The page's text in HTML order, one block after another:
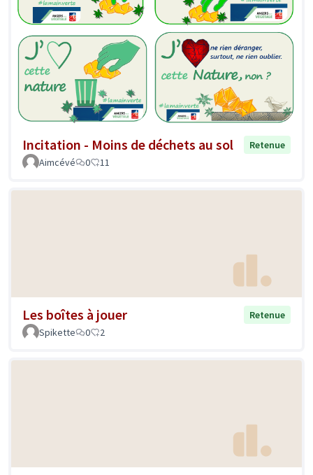
Incitation - Moins de déchets au sol
Retenue
Aimcévé
0 11
Les boîtes à jouer
Retenue
Spikette
0 2